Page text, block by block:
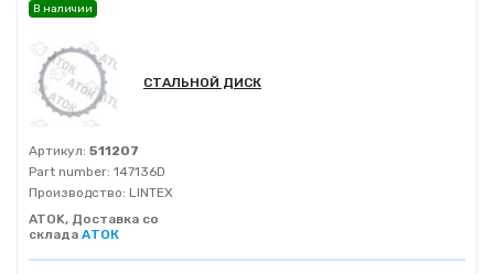
СТАЛЬНОЙ ДИСК
Артикул: 511207
Part number: 147136D
Производство: LINTEX
ATOK, Доставка со
склада АТОК
В наличии